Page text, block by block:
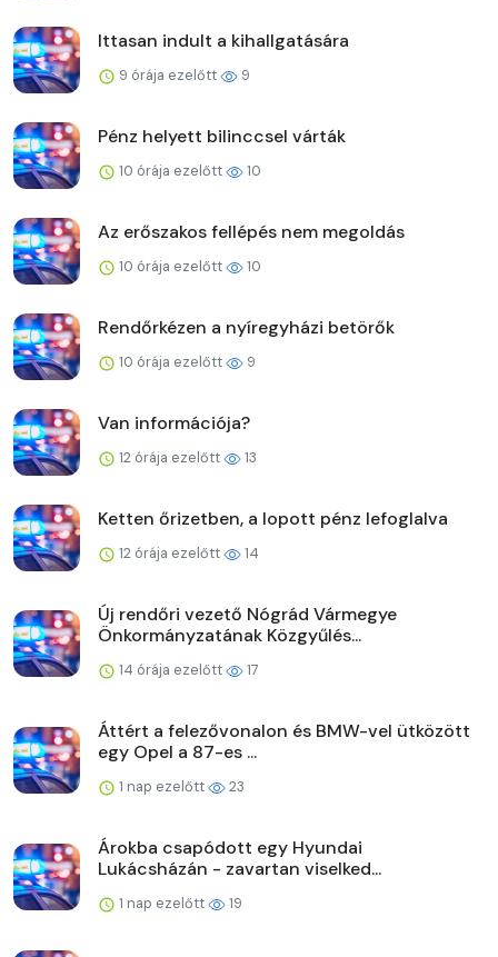
Ittasan indult a kihallgatására
9 órája ezelőtt 9
Pénz helyett bilinccsel várták
10 órája ezelőtt 10
Az erőszakos fellépés nem megoldás
10 órája ezelőtt 10
Rendőrkézen a nyíregyházi betörők
10 órája ezelőtt 9
Van információja?
12 órája ezelőtt 13
Ketten őrizetben, a lopott pénz lefoglalva
12 órája ezelőtt 14
Új rendőri vezető Nógrád Vármegye
Önkormányzatának Közgyűlés...
14 órája ezelőtt 17
Áttért a felezővonalon és BMW-vel ütközött
egy Opel a 87-es ...
1 nap ezelőtt 23
Árokba csapódott egy Hyundai
Lukácsházán - zavartan viselked...
1 nap ezelőtt 19